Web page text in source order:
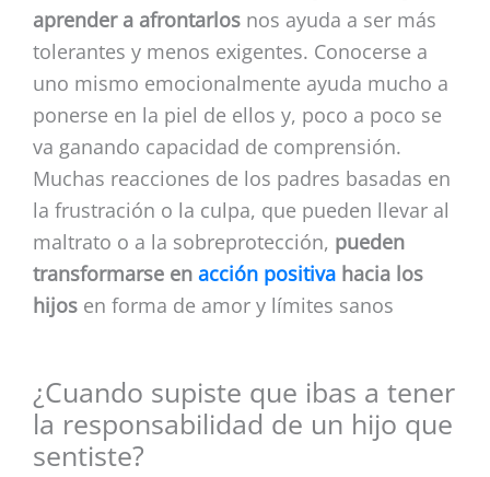
aprender a afrontarlos nos ayuda a ser más
tolerantes y menos exigentes. Conocerse a
uno mismo emocionalmente ayuda mucho a
ponerse en la piel de ellos y, poco a poco se
va ganando capacidad de comprensión.
Muchas reacciones de los padres basadas en
la frustración o la culpa, que pueden llevar al
maltrato o a la sobreprotección, pueden
transformarse en acción positiva hacia los
hijos en forma de amor y límites sanos
¿Cuando supiste que ibas a tener
la responsabilidad de un hijo que
sentiste?